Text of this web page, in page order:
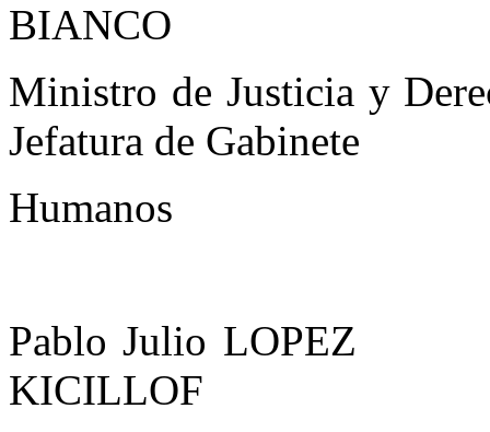
BIANCO
Ministro de
Jefatura de Gabinete
Humanos
Pablo
KICILLOF